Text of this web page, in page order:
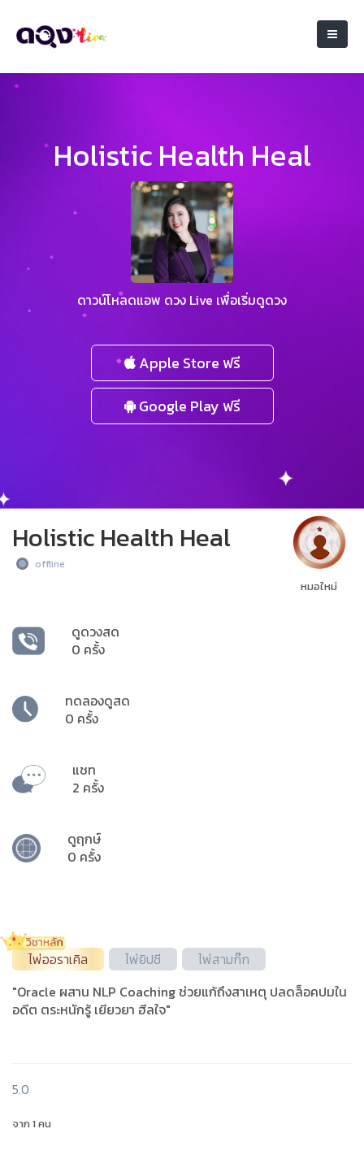
Holistic Health Heal
ดาวน์โหลดแอพ ดวง Live เพื่อเริ่มดูดวง
Apple Store ฟรี
Google Play ฟรี
Holistic Health Heal
offline
ดูดวงสด
0 ครั้ง
ทดลองดูสด
0 ครั้ง
แชท
2 ครั้ง
ดูฤกษ์
0 ครั้ง
หมอใหม่
ไพ่ออราเคิล ไพ่ยิปซี
ไพ่สามก๊ก
"Oracle ผสาน NLP Coaching ช่วยแก้ถึงสาเหตุ ปลดล็อคปมใน
อดีต ตระหนักรู้ เยียวยา ฮีลใจ"
5.0
จาก 1 คน